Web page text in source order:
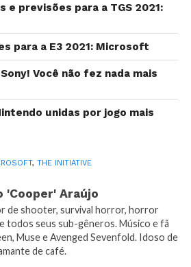
da indústria dos games chega
estúdio daMicrosoft,The
como game designer de
semelhantemente
histórico de desenvolvimento
of War ,Red Dead Redemption,
Overdrive.
e previsões para a TGS 2021:
para a E3 2021: Microsoft
Você não fez nada mais
unidas por jogo mais
, THE INITIATIVE
'Cooper' Araújo
de shooter, survival horror, horror
todos seus sub-gêneros. Músico e fã
Muse e Avenged Sevenfold. Idoso de
de café.